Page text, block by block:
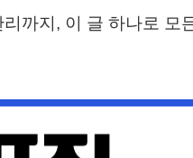
까지, 이 글 하나로 모